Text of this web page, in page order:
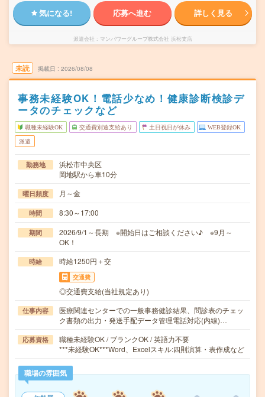
気になる! 応募へ進む 詳しく見る
派遣会社 マンパワーグループ株式会社 浜松支店
未読 掲載日 2026/08/08
事務未経験OK！電話少なめ！健康診断検診デ
ータのチェックなど
職種未経験OK 交通費別途支給あり 土日祝日が休み WEB登録OK
派遣
勤務地
浜松市中央区
岡地駅から車10分
曜日頻度 月～金
時間 8:30～17:00
期間
2026/9/1～長期 ※開始日はご相談ください♪ ※9月～
OK！
時給 時給1250円＋交
交通費
◎交通費支給(当社規定あり)
仕事内容
医療関連センターでの一般事務健診結果、問診表のチェッ
ク書類の出力・発送手配データ管理電話対応(内線)…
応募資格
職種未経験OK / ブランクOK / 英語力不要
***未経験OK***Word、Excelスキル:四則演算・表作成など
職場の雰囲気